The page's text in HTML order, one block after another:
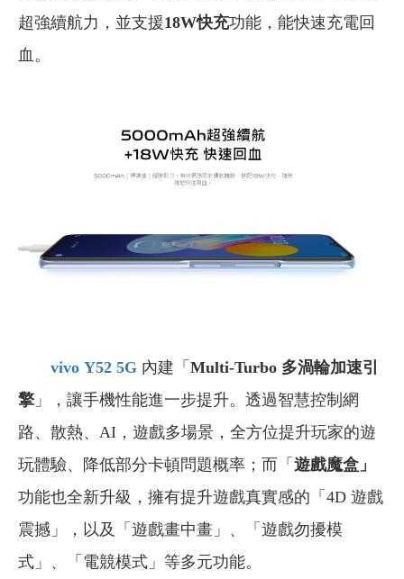
超強續航力，並支援18W快充功能，能快速充電回
血。
vivo Y52 5G 內建「 Multi-Turbo 多渦輪加速引
擎」，讓手機性能進一步提升。透過智慧控制網
路、散熱、AI，遊戲多場景，全方位提升玩家的遊
玩體驗、降低部分卡頓問題概率；而「 遊戲魔盒」
功能也全新升級，擁有提升遊戲真實感的「4D 遊戲
震撼」，以及「遊戲畫中畫」、「遊戲勿擾模
式」、「電競模式」等多元功能。